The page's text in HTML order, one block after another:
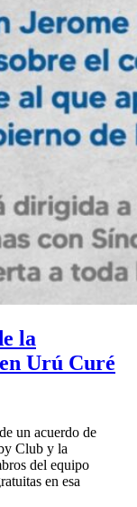
la
Urú Curé
un acuerdo de
Club y la
del equipo
en esa